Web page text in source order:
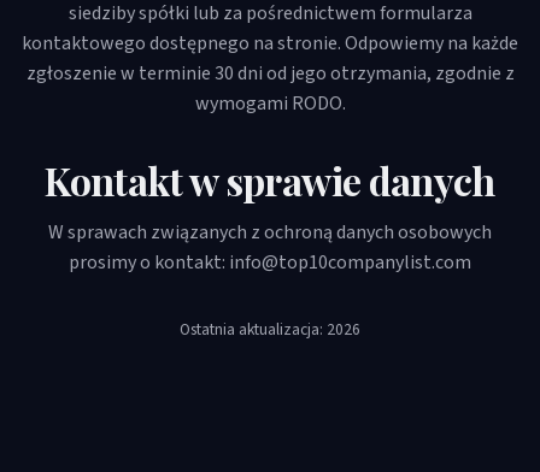
siedziby spółki lub za pośrednictwem formularza
kontaktowego dostępnego na stronie. Odpowiemy na każde
zgłoszenie w terminie 30 dni od jego otrzymania, zgodnie z
wymogami RODO.
Kontakt w sprawie danych
W sprawach związanych z ochroną danych osobowych
prosimy o kontakt: info@top10companylist.com
Ostatnia aktualizacja: 2026